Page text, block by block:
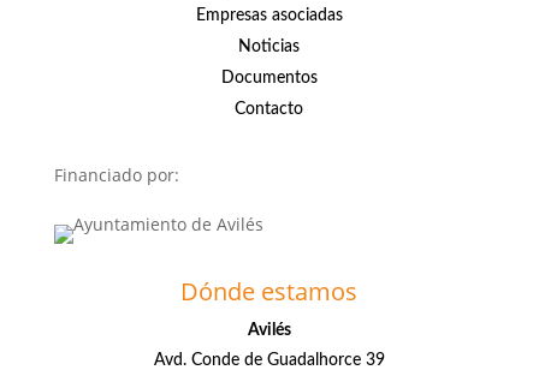
Empresas asociadas
Noticias
Documentos
Contacto
Financiado por:
Dónde estamos
Avilés
Avd. Conde de Guadalhorce 39